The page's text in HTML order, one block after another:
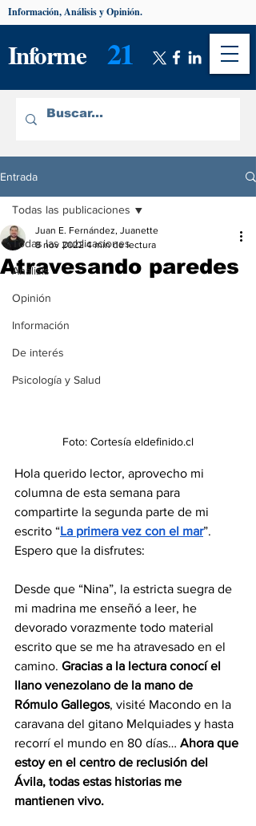
Informe 21
Información, Análisis y Opinión.
Entrada
Todas las publicaciones
Análisis
Opinión
Información
De interés
Psicología y Salud
Todas las publicaciones
Atravesando paredes
Juan E. Fernández, Juanette
8 nov 2022 4 min de lectura
Foto: Cortesía eldefinido.cl
Hola querido lector, aprovecho mi
columna de esta semana para
compartirte la segunda parte de mi
escrito “La primera vez con el mar”.
Espero que la disfrutes:
Desde que “Nina”, la estricta suegra de
mi madrina me enseñó a leer, he
devorado vorazmente todo material
escrito que se me ha atravesado en el
camino. Gracias a la lectura conocí el
llano venezolano de la mano de
Rómulo Gallegos, visité Macondo en la
caravana del gitano Melquiades y hasta
recorrí el mundo en 80 días… Ahora que
estoy en el centro de reclusión del
Ávila, todas estas historias me
mantienen vivo.